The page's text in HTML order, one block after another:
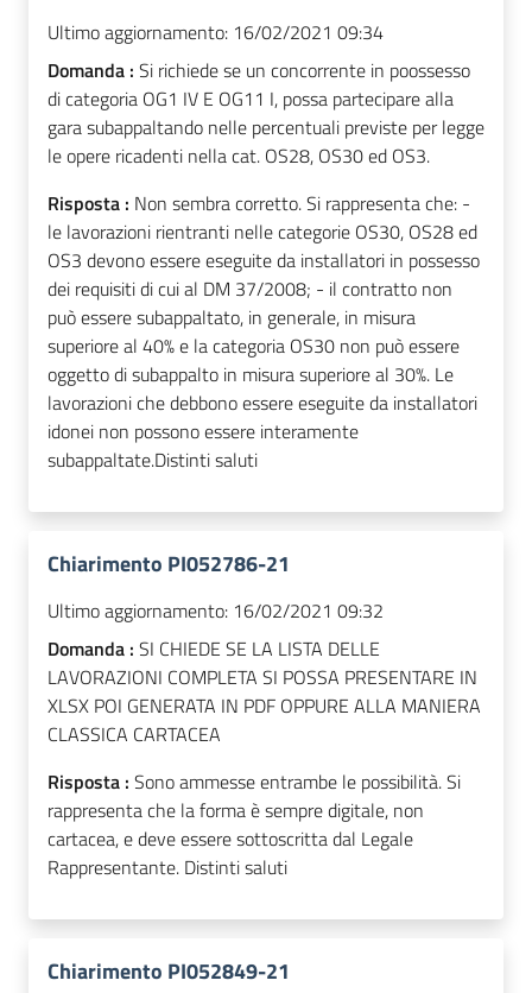
Ultimo aggiornamento: 16/02/2021 09:34
Domanda : Si richiede se un concorrente in poossesso
di categoria OG1 IV E OG11 I, possa partecipare alla
gara subappaltando nelle percentuali previste per legge
le opere ricadenti nella cat. OS28, OS30 ed OS3.
Risposta : Non sembra corretto. Si rappresenta che: -
le lavorazioni rientranti nelle categorie OS30, OS28 ed
OS3 devono essere eseguite da installatori in possesso
dei requisiti di cui al DM 37/2008; - il contratto non
può essere subappaltato, in generale, in misura
superiore al 40% e la categoria OS30 non può essere
oggetto di subappalto in misura superiore al 30%. Le
lavorazioni che debbono essere eseguite da installatori
idonei non possono essere interamente
subappaltate.Distinti saluti
Chiarimento PI052786-21
Ultimo aggiornamento: 16/02/2021 09:32
Domanda : SI CHIEDE SE LA LISTA DELLE
LAVORAZIONI COMPLETA SI POSSA PRESENTARE IN
XLSX POI GENERATA IN PDF OPPURE ALLA MANIERA
CLASSICA CARTACEA
Risposta : Sono ammesse entrambe le possibilità. Si
rappresenta che la forma è sempre digitale, non
cartacea, e deve essere sottoscritta dal Legale
Rappresentante. Distinti saluti
Chiarimento PI052849-21